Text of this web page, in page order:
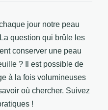
jour notre peau
question qui brûle les
conserver une peau
? Il est possible de
à la fois volumineuses
où chercher. Suivez
!